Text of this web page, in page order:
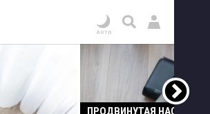
ПРОДВИНУТАЯ НАСАДКА